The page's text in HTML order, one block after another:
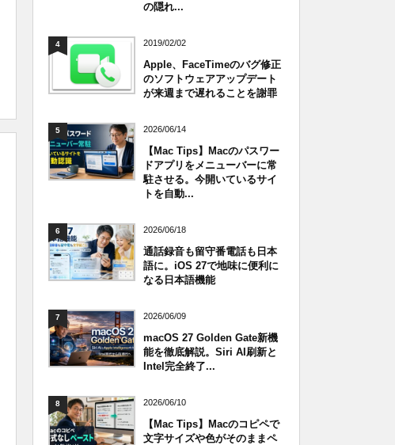
の隠れ...
4 2019/02/02
Apple、FaceTimeのバグ修正
のソフトウェアアップデート
が来週まで遅れることを謝罪
5 2026/06/14
【Mac Tips】Macのパスワー
ドアプリをメニューバーに常
駐させる。今開いているサイ
トを自動...
6 2026/06/18
通話録音も留守番電話も日本
語に。iOS 27で地味に便利に
なる日本語機能
7 2026/06/09
macOS 27 Golden Gate新機
能を徹底解説。Siri AI刷新と
Intel完全終了...
8 2026/06/10
【Mac Tips】Macのコピペで
文字サイズや色がそのままペ